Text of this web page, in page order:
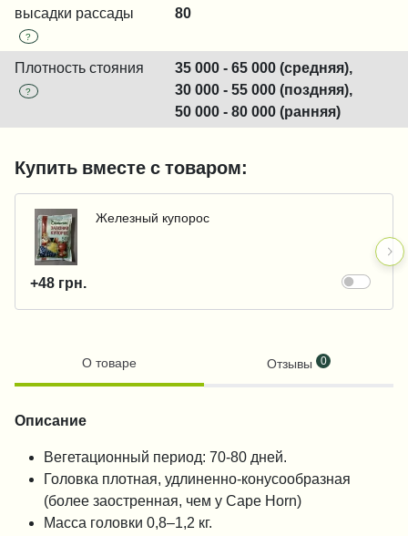
высадки рассады
?
80
Плотность стояния
?
35 000 - 65 000 (средняя),
30 000 - 55 000 (поздняя),
50 000 - 80 000 (ранняя)
Купить вместе с товаром:
Железный купорос
+48 грн.
О товаре Отзывы 0
Описание
Вегетационный период: 70-80 дней.
Головка плотная, удлиненно-конусообразная
(более заостренная, чем у Cape Horn)
Масса головки 0,8–1,2 кг.